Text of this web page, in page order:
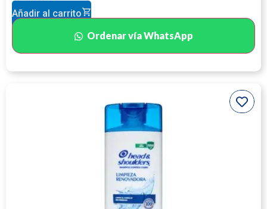
Añadir al carrito
Ordenar vía WhatsApp